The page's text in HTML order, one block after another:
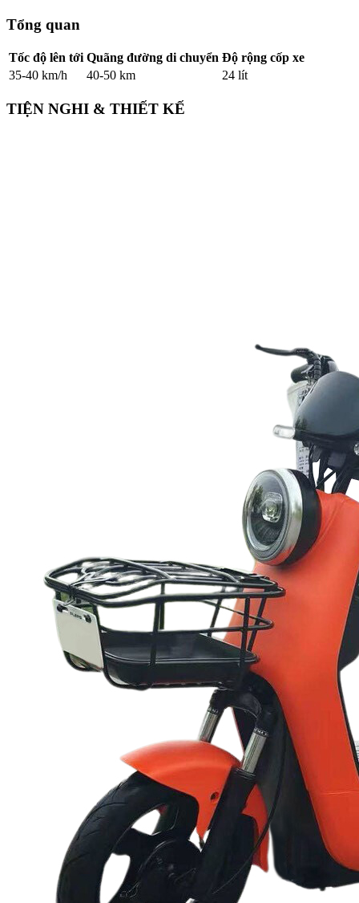
Tổng quan
Tốc độ lên tới Quãng đường di chuyển Độ rộng cốp xe
35-40 km/h
40-50 km 24 lít
TIỆN NGHI & THIẾT KẾ